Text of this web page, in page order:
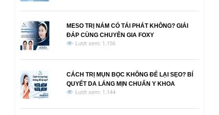
MESO TRỊ NÁM CÓ TÁI PHÁT KHÔNG? GIẢI
ĐÁP CÙNG CHUYÊN GIA FOXY
Lượt xem: 1.156
CÁCH TRỊ MỤN BỌC KHÔNG ĐỂ LẠI SẸO? BÍ
QUYẾT DA LÁNG MỊN CHUẨN Y KHOA
Lượt xem: 1.144